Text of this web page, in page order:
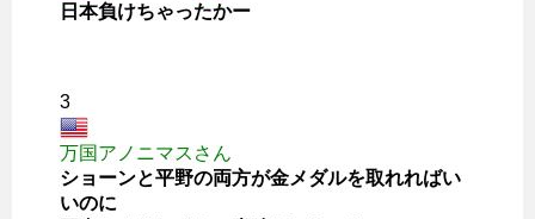
日本負けちゃったかー
3
万国アノニマスさん
ショーンと平野の両方が金メダルを取れればい
いのに